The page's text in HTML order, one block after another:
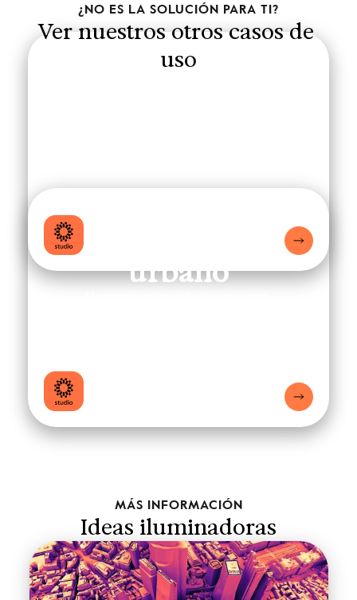
¿NO ES LA SOLUCIÓN PARA TI?
Ver nuestros otros casos de
uso
urbano
MÁS INFORMACIÓN
Ideas iluminadoras